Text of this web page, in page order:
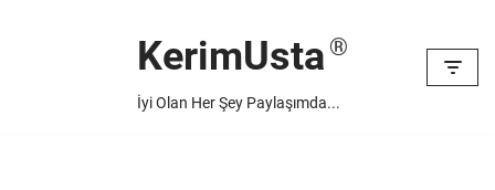
KerimUsta
İyi Olan Her Şey Paylaşımda...